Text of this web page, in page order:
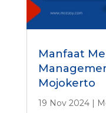
Manfaat
Mojokerto
19 Nov 2024|